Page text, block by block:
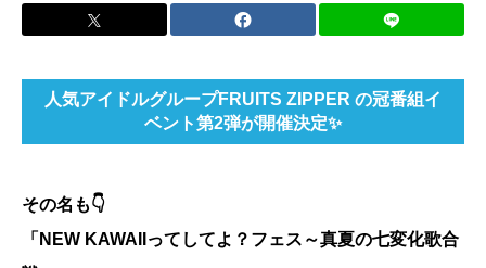
人気アイドルグループFRUITS ZIPPER の冠番組イ
ベント第2弾が開催決定✨
その名も👇
「NEW KAWAIIってしてよ？フェス～真夏の七変化歌合